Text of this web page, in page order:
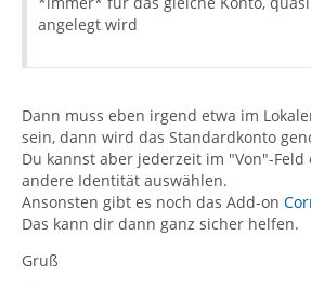
angelegt wird
Dann muss eben irgend etwa im
sein, dann wird das Standardkonto
Du kannst aber jederzeit im "Von"-
andere Identität auswählen.
Ansonsten gibt es noch das Add-on
Das kann dir dann ganz sicher helfen.
Gruß